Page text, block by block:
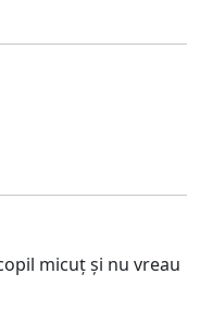
micuț și nu vreau